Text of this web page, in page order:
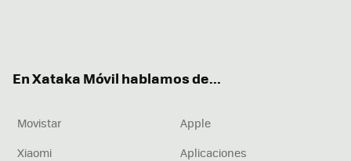
En Xataka Móvil hablamos de...
Movistar
Apple
Xiaomi
Aplicaciones